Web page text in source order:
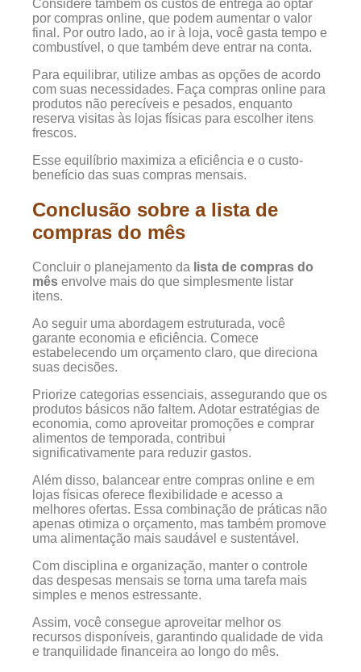
Considere também os custos de entrega ao optar
por compras online, que podem aumentar o valor
final. Por outro lado, ao ir à loja, você gasta tempo e
combustível, o que também deve entrar na conta.
Para equilibrar, utilize ambas as opções de acordo
com suas necessidades. Faça compras online para
produtos não perecíveis e pesados, enquanto
reserva visitas às lojas físicas para escolher itens
frescos.
Esse equilíbrio maximiza a eficiência e o custo-
benefício das suas compras mensais.
Conclusão sobre a lista de
compras do mês
Concluir o planejamento da lista de compras do
mês envolve mais do que simplesmente listar
itens.
Ao seguir uma abordagem estruturada, você
garante economia e eficiência. Comece
estabelecendo um orçamento claro, que direciona
suas decisões.
Priorize categorias essenciais, assegurando que os
produtos básicos não faltem. Adotar estratégias de
economia, como aproveitar promoções e comprar
alimentos de temporada, contribui
significativamente para reduzir gastos.
Além disso, balancear entre compras online e em
lojas físicas oferece flexibilidade e acesso a
melhores ofertas. Essa combinação de práticas não
apenas otimiza o orçamento, mas também promove
uma alimentação mais saudável e sustentável.
Com disciplina e organização, manter o controle
das despesas mensais se torna uma tarefa mais
simples e menos estressante.
Assim, você consegue aproveitar melhor os
recursos disponíveis, garantindo qualidade de vida
e tranquilidade financeira ao longo do mês.